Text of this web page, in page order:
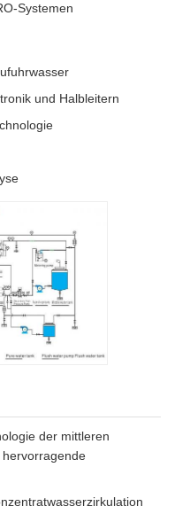
Systemen
und Halbleitern
der mittleren